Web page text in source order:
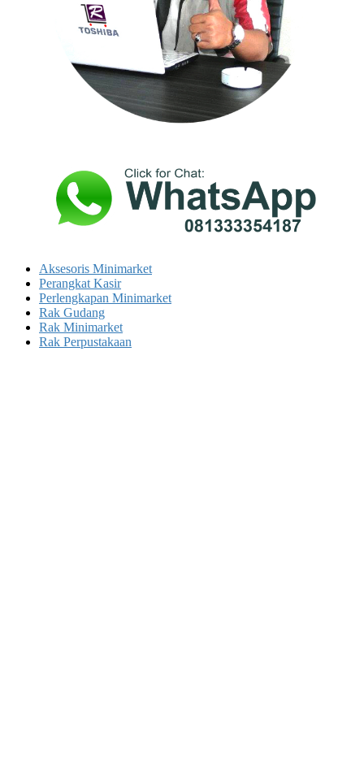
Aksesoris Minimarket
Perangkat Kasir
Perlengkapan Minimarket
Rak Gudang
Rak Minimarket
Rak Perpustakaan